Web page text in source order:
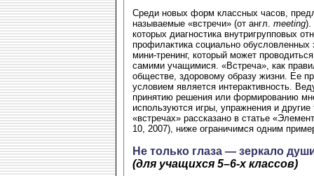
Среди новых форм классных часов,
называемые «встречи» (от англ. meeting).
которых диагностика внутригрупповых
профилактика социально обусловленных
мини-тренинг, который может
самими учащимися. «Встреча», как
обществе, здоровому образу жизни. Ее
условием является интерактивность.
принятию решения или формированию
используются игры, упражнения и
«встречах» рассказано в статье
10, 2007), ниже ограничимся одним
Не только глаза — зеркало
(для учащихся 5–6-х классов)